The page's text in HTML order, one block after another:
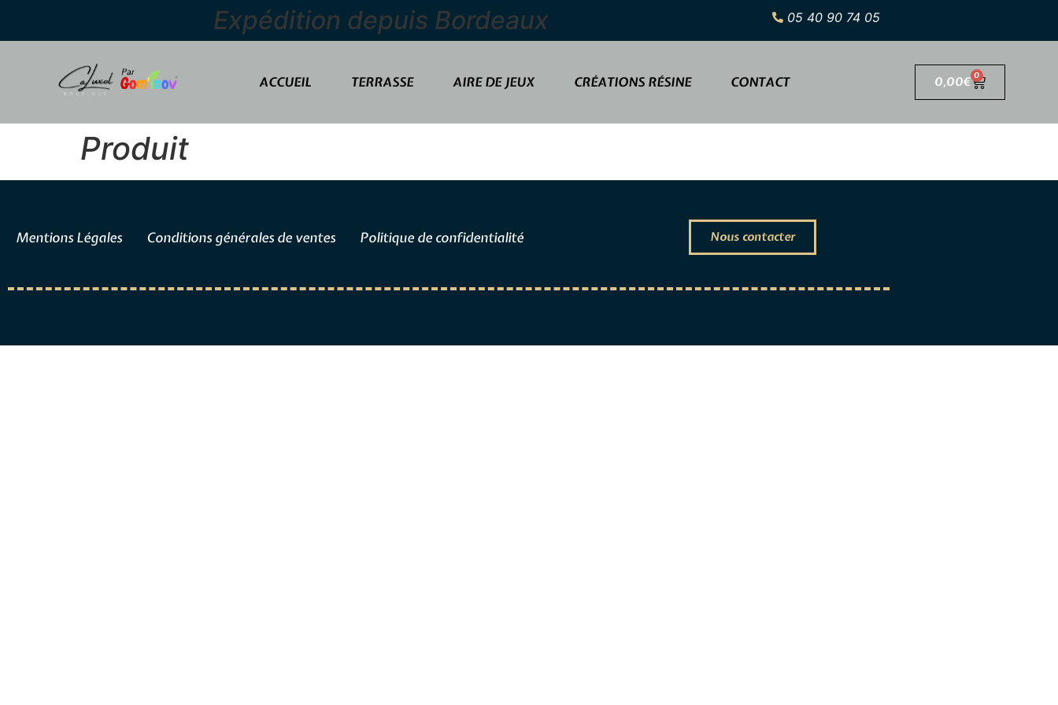
Expédition depuis Bordeaux 05 40 90 74 05
ACCUEIL TERRASSE AIRE DE JEUX CRÉATIONS RÉSINE CONTACT 0,00€ 0
Produit
Mentions Légales Conditions générales de ventes Politique de confidentialité Nous contacter